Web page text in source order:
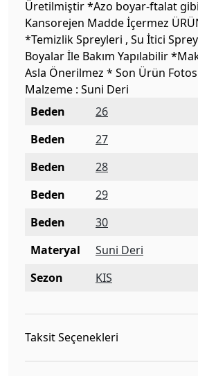
Üretilmiştir *Azo boyar-ftalat
Kansorejen Madde İçermez
*Temizlik Spreyleri , Su İtici
Boyalar İle Bakım Yapılabilir
Asla Önerilmez * Son Ürün
Malzeme : Suni Deri
Beden
26
Beden
27
Beden
28
Beden
29
Beden
30
Materyal
Suni Deri
Sezon
KIS
Taksit Seçenekleri